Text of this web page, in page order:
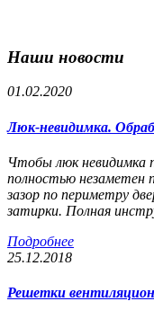
Наши новости
01.02.2020
Люк-невидимка.
Чтобы люк невидимка
полностью незаметен
зазор по периметру
затирки. Полная
Подробнее
25.12.2018
Решетки